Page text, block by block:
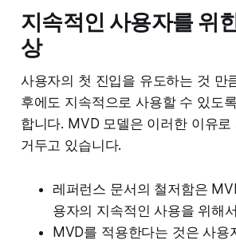
지속적인 사용자를 위
상
사용자의 첫 진입을 유도하는 것 만
후에도 지속적으로 사용할 수 있도
합니다. MVD 모델은 이러한 이유로
거두고 있습니다.
레퍼런스 문서의 철저함은
용자의 지속적인 사용을 위해
MVD를 적용한다는 것은 사용